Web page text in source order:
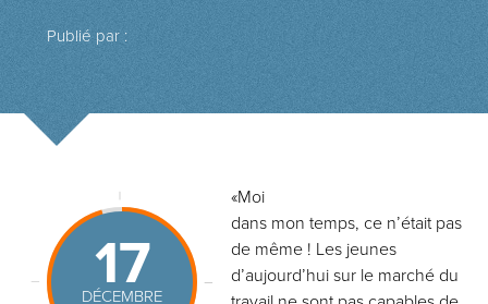
Publié par :
17
DÉCEMBRE
«Moi
dans mon temps, ce n’était pas
de même ! Les jeunes
d’aujourd’hui sur le marché du